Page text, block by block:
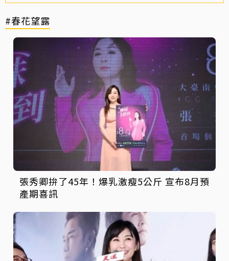
#春花望露
張秀卿拚了45年！爆乳激瘦5公斤 宣布8月預
產期喜訊